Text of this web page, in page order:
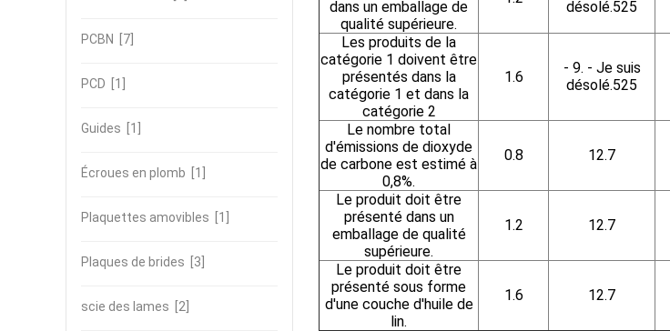
PCBN [7]
PCD [1]
Guides [1]
Écroues en plomb [1]
Plaquettes amovibles [1]
Plaques de brides [3]
scie des lames [2]
dans un emballage de
qualité supérieure.
désolé.525
Les produits de la
catégorie 1 doivent être
présentés dans la
catégorie 1 et dans la
catégorie 2
1.6
- 9. - Je suis
désolé.525
Le nombre total
d'émissions de dioxyde
de carbone est estimé à
0,8%.
0.8 12.7
Le produit doit être
présenté dans un
emballage de qualité
supérieure.
1.2 12.7
Le produit doit être
présenté sous forme
d'une couche d'huile de
lin.
1.6 12.7